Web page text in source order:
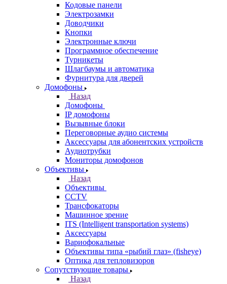
Кодовые панели
Электрозамки
Доводчики
Кнопки
Электронные ключи
Программное обеспечение
Турникеты
Шлагбаумы и автоматика
Фурнитура для дверей
Домофоны
Назад
Домофоны
IP домофоны
Вызывные блоки
Переговорные аудио системы
Аксессуары для абонентских устройств
Аудиотрубки
Мониторы домофонов
Объективы
Назад
Объективы
CCTV
Трансфокаторы
Машинное зрение
ITS (Intelligent transportation systems)
Аксессуары
Вариофокальные
Объективы типа «рыбий глаз» (fisheye)
Оптика для тепловизоров
Сопутствующие товары
Назад